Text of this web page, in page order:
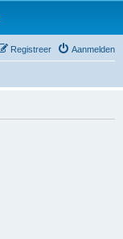
Aanmelden
Registreer